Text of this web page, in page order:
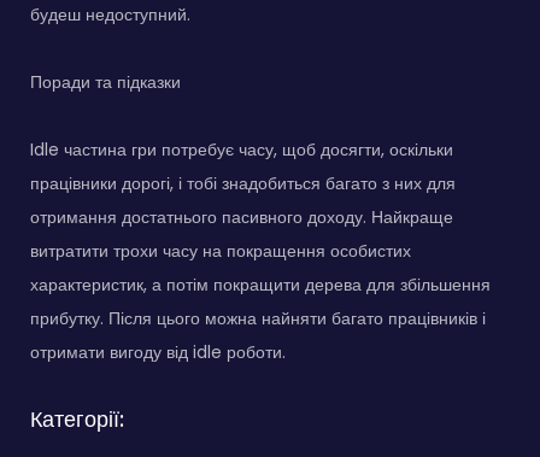
будеш недоступний.
Поради та підказки
Idle частина гри потребує часу, щоб досягти, оскільки
працівники дорогі, і тобі знадобиться багато з них для
отримання достатнього пасивного доходу. Найкраще
витратити трохи часу на покращення особистих
характеристик, а потім покращити дерева для збільшення
прибутку. Після цього можна найняти багато працівників і
отримати вигоду від idle роботи.
Категорії: